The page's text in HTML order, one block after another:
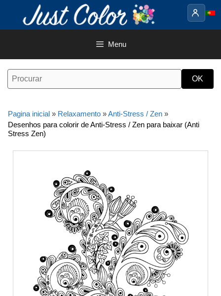
o
Menu
Pagina inicial » Relaxamento »Anti-Stress / Zen »
Desenhos para colorir de Anti-Stress / Zen para baixar (Anti
Stress Zen)